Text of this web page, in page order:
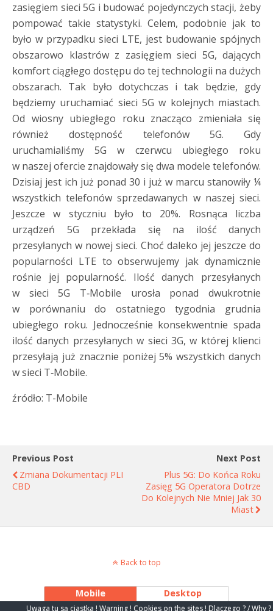
zasięgiem sieci 5G i budować pojedynczych stacji, żeby
pompować takie statystyki. Celem, podobnie jak to
było w przypadku sieci LTE, jest budowanie spójnych
obszarowo klastrów z zasięgiem sieci 5G, dających
komfort ciągłego dostępu do tej technologii na dużych
obszarach. Tak było dotychczas i tak będzie, gdy
będziemy uruchamiać sieci 5G w kolejnych miastach.
Od wiosny ubiegłego roku znacząco zmieniała się
również dostępność telefonów 5G. Gdy
uruchamialiśmy 5G w czerwcu ubiegłego roku
w naszej ofercie znajdowały się dwa modele telefonów.
Dzisiaj jest ich już ponad 30 i już w marcu stanowiły ¼
wszystkich telefonów sprzedawanych w naszej sieci.
Jeszcze w styczniu było to 20%. Rosnąca liczba
urządzeń 5G przekłada się na ilość danych
przesyłanych w nowej sieci. Choć daleko jej jeszcze do
popularności LTE to obserwujemy jak dynamicznie
rośnie jej popularność. Ilość danych przesyłanych
w sieci 5G T‑Mobile urosła ponad dwukrotnie
w porównaniu do ostatniego tygodnia grudnia
ubiegłego roku. Jednocześnie konsekwentnie spada
ilość danych przesyłanych w sieci 3G, w której klienci
przesyłają już znacznie poniżej 5% wszystkich danych
w sieci T‑Mobile.
źródło: T-Mobile
Previous Post
Zmiana Dokumentacji PLI
CBD
Next Post
Plus 5G: Do Końca Roku
Zasięg 5G Operatora Dotrze
Do Kolejnych Nie Mniej Jak 30
Miast
Back to top
Mobile Desktop
Uwaga tu są ciastka ! Warning ! Cookies on the sites ! Dlaczego ? / Why ?